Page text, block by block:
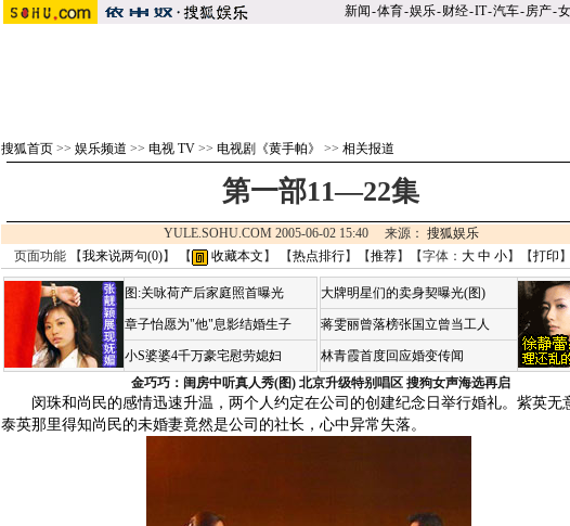
新闻-体育-娱乐-财经-IT-汽车-房产-
搜狐首页 >> 娱乐频道 >> 电视 TV >> 电视剧《黄手帕》 >> 相关报道
第一部11—22集
YULE.SOHU.COM 2005-06-02 15:40 来源： 搜狐娱乐
页面功能 【我来说两句(0)】 【 收藏本文 】 【热点排行】【推荐】【字体： 大 中 小】【打印
图:关咏荷产后家庭照首曝光
章子怡愿为"他"息影结婚生子
小S婆婆4千万豪宅慰劳媳妇
大牌明星们的卖身契曝光(图)
蒋雯丽曾落榜张国立曾当工人
林青霞首度回应婚变传闻
金巧巧：闺房中听真人秀(图) 北京升级特别唱区 搜狗女声海选再启
闵珠和尚民的感情迅速升温，两个人约定在公司的创建纪念日举行婚礼。紫英无
泰英那里得知尚民的未婚妻竟然是公司的社长，心中异常失落。